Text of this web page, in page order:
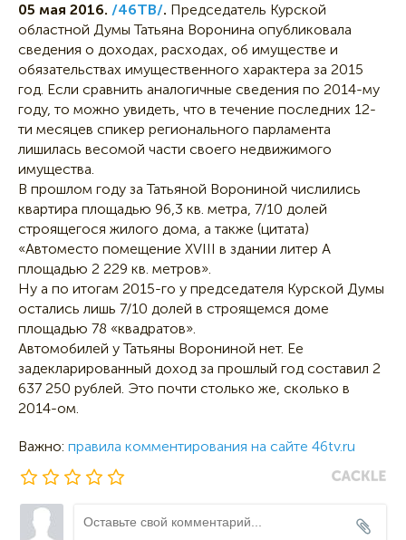
05 мая 2016. /46ТВ/. Председатель Курской
областной Думы Татьяна Воронина опубликовала
сведения о доходах, расходах, об имуществе и
обязательствах имущественного характера за 2015
год. Если сравнить аналогичные сведения по 2014-му
году, то можно увидеть, что в течение последних 12-
ти месяцев спикер регионального парламента
лишилась весомой части своего недвижимого
имущества.
В прошлом году за Татьяной Ворониной числились
квартира площадью 96,3 кв. метра, 7/10 долей
строящегося жилого дома, а также (цитата)
«Автоместо помещение XVIII в здании литер А
площадью 2 229 кв. метров».
Ну а по итогам 2015-го у председателя Курской Думы
остались лишь 7/10 долей в строящемся доме
площадью 78 «квадратов».
Автомобилей у Татьяны Ворониной нет. Ее
задекларированный доход за прошлый год составил 2
637 250 рублей. Это почти столько же, сколько в
2014-ом.
Важно: правила комментирования на сайте 46tv.ru